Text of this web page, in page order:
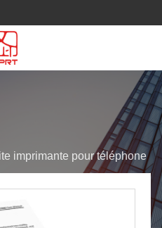
imprimante pour téléphone